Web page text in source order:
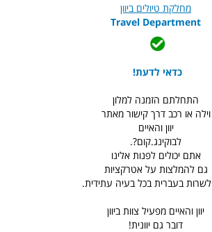
מחלקת טיולים ביוון
Travel Department
כדאי לדעת!
התחלתם הזמנה למלון
וילה או רכב דרך קישור מאתר
יוון והאיים
לבוקינג.קום?.
אתם יכולים לפנות אלינו
גם להמלצות על אטרקציות
בעברית בכל בעיה עתידית.
יוון והאיים מפעיל צוות ביוון
דובר גם יוונית!